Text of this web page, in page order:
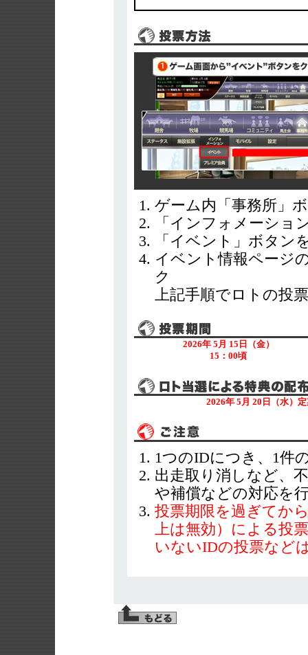
ゲーム内「事務所」
「インフォメーショ
「イベント」ボタン
イベント情報ページ
ク
上記手順でロトの投
2026年 5月 15日（金）
15：00頃
2026年 5月 20日（水）
1つのIDにつき、1件
出走取り消しなど、
や補償などの対応を
投票期限を過ぎてか
上は無効）による投
いないIDの投票など